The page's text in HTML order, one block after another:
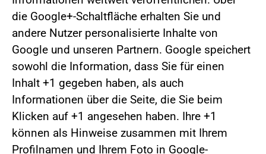
die Google+-Schaltfläche erhalten Sie und
andere Nutzer personalisierte Inhalte von
Google und unseren Partnern. Google speichert
sowohl die Information, dass Sie für einen
Inhalt +1 gegeben haben, als auch
Informationen über die Seite, die Sie beim
Klicken auf +1 angesehen haben. Ihre +1
können als Hinweise zusammen mit Ihrem
Profilnamen und Ihrem Foto in Google-